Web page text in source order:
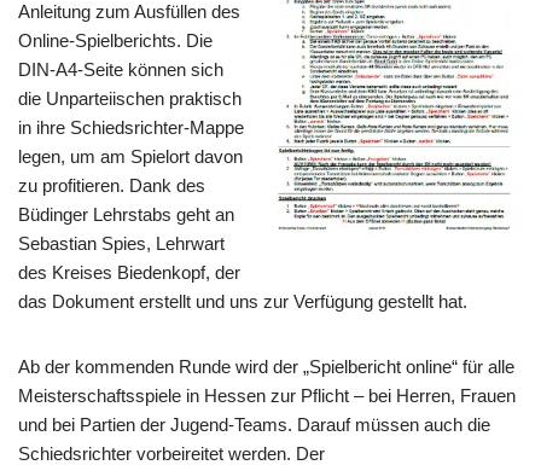
Anleitung zum Ausfüllen des
Online-Spielberichts. Die
DIN-A4-Seite können sich
die Unparteiischen praktisch
in ihre Schiedsrichter-Mappe
legen, um am Spielort davon
zu profitieren. Dank des
Büdinger Lehrstabs geht an
Sebastian Spies, Lehrwart
des Kreises Biedenkopf, der
das Dokument erstellt und uns zur Verfügung gestellt hat.
Ab der kommenden Runde wird der „Spielbericht online“ für alle
Meisterschaftsspiele in Hessen zur Pflicht – bei Herren, Frauen
und bei Partien der Jugend-Teams. Darauf müssen auch die
Schiedsrichter vorbeireitet werden. Der